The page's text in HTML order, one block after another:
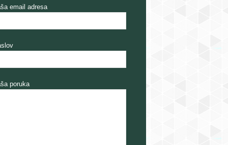
email adresa
poruka